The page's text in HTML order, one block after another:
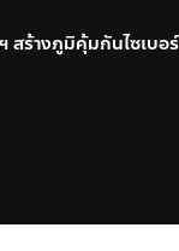
ร้างภูมิคุ้มกันไซเบอ